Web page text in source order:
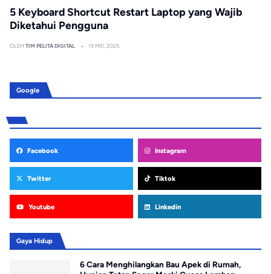
5 Keyboard Shortcut Restart Laptop yang Wajib
Diketahui Pengguna
OLEH TIM PELITA DIGITAL 13 MEI, 2025
Google
Facebook Instagram
Twitter Tiktok
Youtube Linkedin
Gaya Hidup
6 Cara Menghilangkan Bau Apek di Rumah,